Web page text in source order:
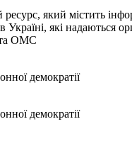
який містить
Україні, які надаються
та ОМС
демократії
демократії